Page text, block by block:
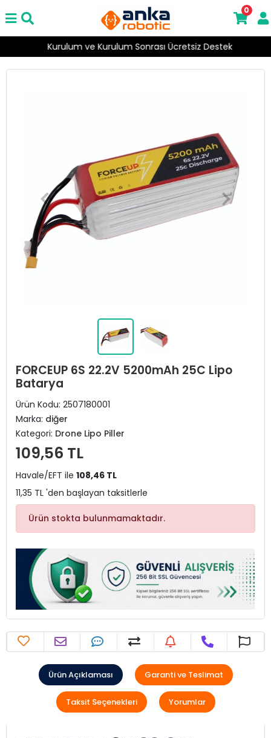
Kurulum ve Kurulum Sonrası Ücretsiz Destek
0
FORCEUP 6S 22.2V 5200mAh 25C Lipo
Batarya
Ürün Kodu: 2507180001
Marka: diğer
Kategori: Drone Lipo Piller
109,56 TL
Havale/EFT ile 108,46 TL
11,35 TL 'den başlayan taksitlerle
Ürün stokta bulunmamaktadır.
Ürün Açıklaması Garanti ve Teslimat
Taksit Seçenekleri Yorumlar